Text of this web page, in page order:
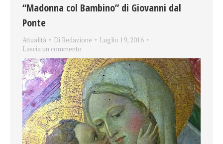
“Madonna col Bambino” di Giovanni dal
Ponte
Attualità Di Redazione
Luglio 19, 2016
Lascia un commento